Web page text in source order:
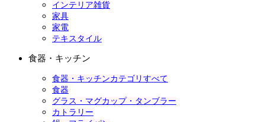
インテリア雑貨
家具
家電
テキスタイル
食器・キッチン
食器・キッチンカテゴリすべて
食器
グラス・マグカップ・タンブラー
カトラリー